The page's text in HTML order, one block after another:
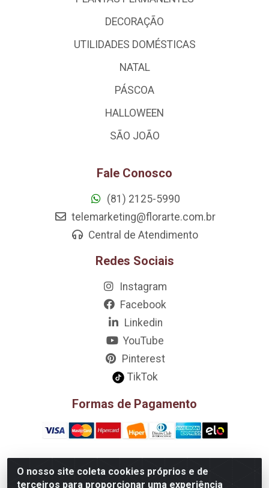
O nosso site coleta cookies próprios e de
terceiros para proporcionar uma experiência
DECORAÇÃO
UTILIDADES DOMÉSTICAS
NATAL
PÁSCOA
HALLOWEEN
SÃO JOÃO
Fale Conosco
(81) 2125-5990
telemarketing@florarte.com.br
Central de Atendimento
Redes Sociais
Instagram
Facebook
Linkedin
YouTube
Pinterest
TikTok
Formas de Pagamento
D&A Decoração e Ambientação LTDA - Rua Riachão, 807 –